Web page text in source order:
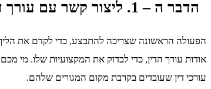
הדבר ה – 1. ליצור קשר עם עורך דין
הפעולה הראשונה שצריכה להתבצע, כדי לקדם את
אודות עורך הדין, כדי לבדוק את המקצועיות שלו. מי
עורכי דין שעובדים בקרבת מקום המגורים שלהם.